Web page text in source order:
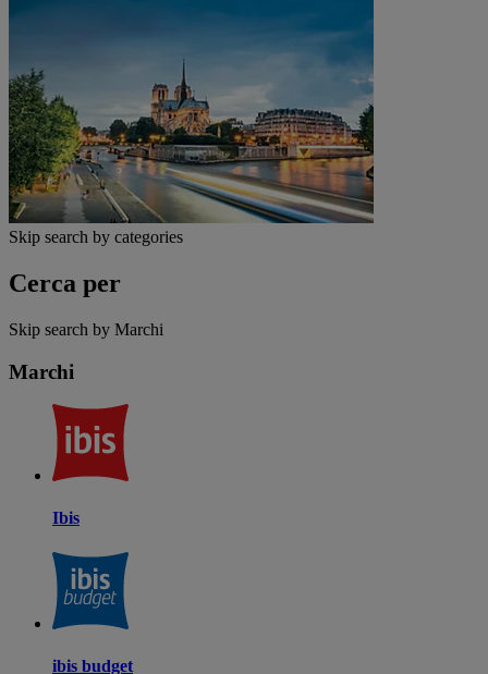
Skip search by categories
Cerca per
Skip search by Marchi
Marchi
Ibis
ibis budget